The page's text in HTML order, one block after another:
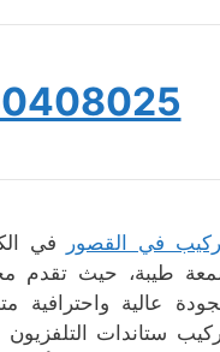
في القصور
في
طيبة، حيث تقدم
عالية واحترافية
ستاندات